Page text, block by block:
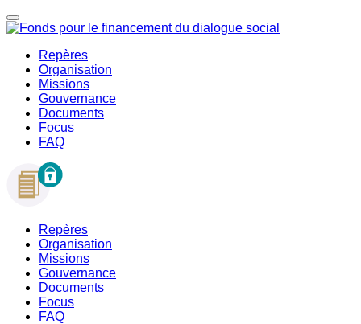
Repères
Organisation
Missions
Gouvernance
Documents
Focus
FAQ
Repères
Organisation
Missions
Gouvernance
Documents
Focus
FAQ